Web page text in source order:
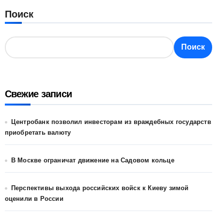
Поиск
Поиск
Свежие записи
Центробанк позволил инвесторам из враждебных государств
приобретать валюту
В Москве ограничат движение на Садовом кольце
Перспективы выхода российских войск к Киеву зимой
оценили в России